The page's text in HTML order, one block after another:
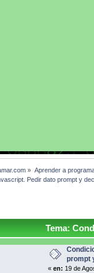
» Aprender a
Pedir dato prompt y
Tema:
3782 veces)
prompt
« en: 19 de